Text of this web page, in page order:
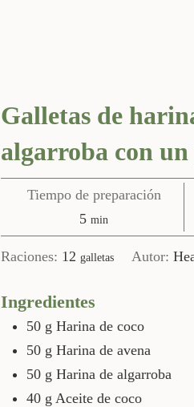
Galletas de
algarroba con
Tiempo de preparación
5minutos
min
Raciones: 12 galletas Autor:
Ingredientes
50 g Harina de coco
50 g Harina de avena
50 g Harina de algarroba
40 g Aceite de coco